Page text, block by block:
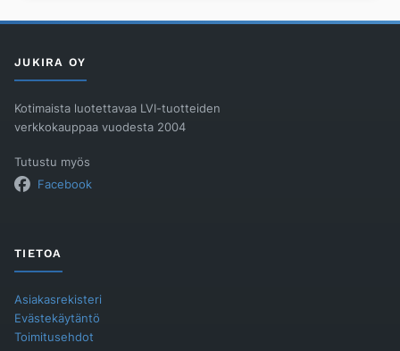
1000mm
JUKIRA OY
Kotimaista luotettavaa LVI-tuotteiden
verkkokauppaa vuodesta 2004
Tutustu myös
Facebook
TIETOA
Asiakasrekisteri
Evästekäytäntö
Toimitusehdot